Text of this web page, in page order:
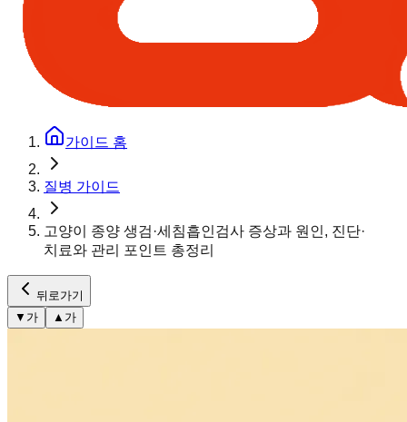
가이드 홈
질병 가이드
고양이 종양 생검·세침흡인검사 증상과 원인, 진단·
치료와 관리 포인트 총정리
뒤로가기
▼ 가 ▲ 가